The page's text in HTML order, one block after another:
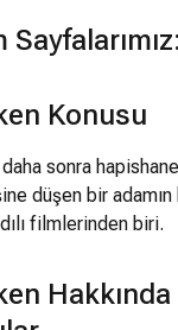
Konusu
sonra
düşen bir
filmlerinden biri.
Hakkında